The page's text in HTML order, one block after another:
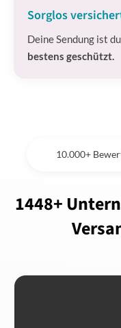
Sorglos
Deine Sendung ist
bestens geschützt.
10.000+
1448+